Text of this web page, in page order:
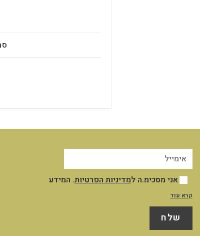
אני מסכימ.ה למדיניות הפרטיות. המידע
שייאסף אודותיי במסגרת השימוש שלי באתר
יישמר במאגר המידע שבשליטת החברה לצורך
ניהול וייעול השירות והקשר עמי, לצרכים
תפעוליים ושיווקיים כמפורט במדיניות
קרא עוד
שלח